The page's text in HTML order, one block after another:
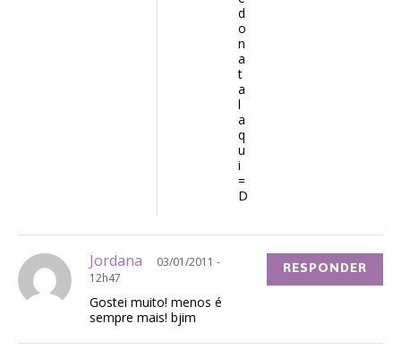
d
o
n
a
t
a
l
a
q
u
i
=
D
Jordana
03/01/2011 -
12h47
Gostei muito! menos é
sempre mais! bjim
RESPONDER